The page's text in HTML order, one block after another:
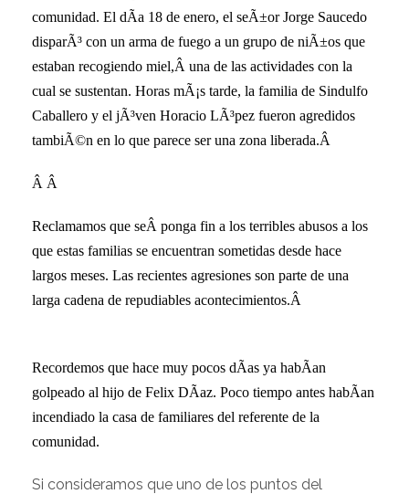
comunidad. El dÃ­a 18 de enero, el seÃ±or Jorge Saucedo
disparÃ³ con un arma de fuego a un grupo de niÃ±os que
estaban recogiendo miel,Â una de las actividades con la
cual se sustentan. Horas mÃ¡s tarde, la familia de Sindulfo
Caballero y el jÃ³ven Horacio LÃ³pez fueron agredidos
tambiÃ©n en lo que parece ser una zona liberada.Â
Â Â
Reclamamos que seÂ ponga fin a los terribles abusos a los
que estas familias se encuentran sometidas desde hace
largos meses. Las recientes agresiones son parte de una
larga cadena de repudiables acontecimientos.Â
Recordemos que hace muy pocos dÃ­as ya habÃ­an
golpeado al hijo de Felix DÃ­az. Poco tiempo antes habÃ­an
incendiado la casa de familiares del referente de la
comunidad.
Si consideramos que uno de los puntos del